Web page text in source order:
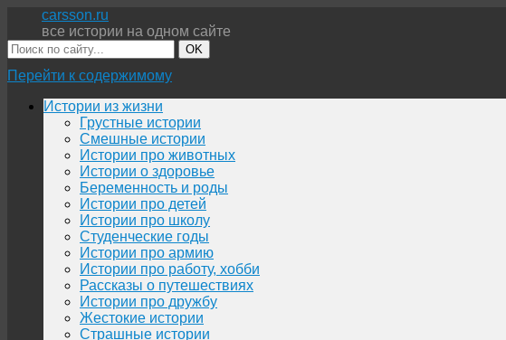
carsson.ru
все истории на одном сайте
OK
Перейти к содержимому
Истории из жизни
Грустные истории
Смешные истории
Истории про животных
Истории о здоровье
Беременность и роды
Истории про детей
Истории про школу
Студенческие годы
Истории про армию
Истории про работу, хобби
Рассказы о путешествиях
Истории про дружбу
Жестокие истории
Страшные истории